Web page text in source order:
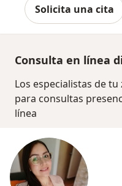
Solicita una cita
Consulta en línea
Los especialistas de
para consultas
línea